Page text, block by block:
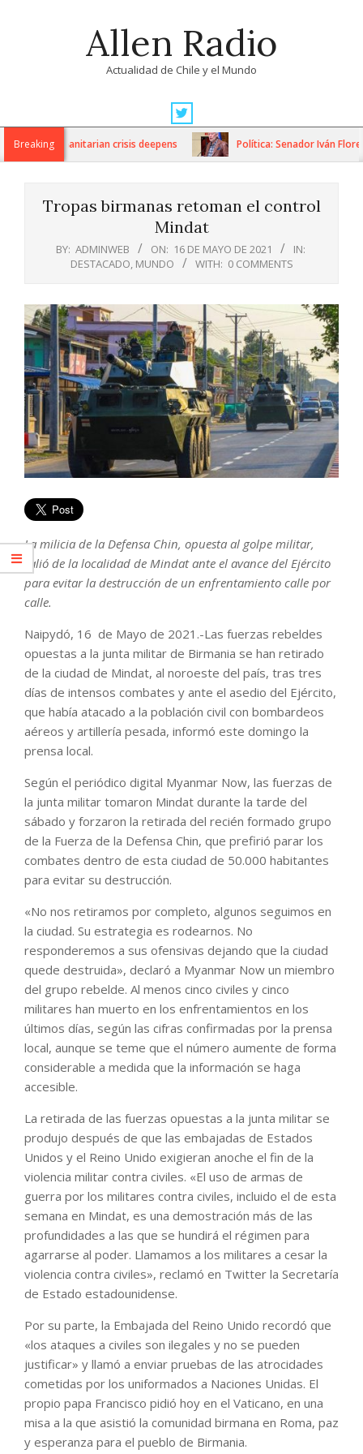
Allen Radio
Actualidad de Chile y el Mundo
Navigation
MenuBreaking
as humanitarian crisis deepens Política: Senador Iván Flores
Tropas birmanas retoman el control
Mindat
BY: ADMINWEB ON: 16 DE MAYO DE 2021
IN:
DESTACADO, MUNDO WITH: 0 COMMENTS
La milicia de la Defensa Chin, opuesta al golpe militar,
salió de la localidad de Mindat ante el avance del Ejército
para evitar la destrucción de un enfrentamiento calle por
calle.
Naipydó, 16 de Mayo de 2021.-Las fuerzas rebeldes
opuestas a la junta militar de Birmania se han retirado
de la ciudad de Mindat, al noroeste del país, tras tres
días de intensos combates y ante el asedio del Ejército,
que había atacado a la población civil con bombardeos
aéreos y artillería pesada, informó este domingo la
prensa local.
Según el periódico digital Myanmar Now, las fuerzas de
la junta militar tomaron Mindat durante la tarde del
sábado y forzaron la retirada del recién formado grupo
de la Fuerza de la Defensa Chin, que prefirió parar los
combates dentro de esta ciudad de 50.000 habitantes
para evitar su destrucción.
«No nos retiramos por completo, algunos seguimos en
la ciudad. Su estrategia es rodearnos. No
responderemos a sus ofensivas dejando que la ciudad
quede destruida», declaró a Myanmar Now un miembro
del grupo rebelde. Al menos cinco civiles y cinco
militares han muerto en los enfrentamientos en los
últimos días, según las cifras confirmadas por la prensa
local, aunque se teme que el número aumente de forma
considerable a medida que la información se haga
accesible.
La retirada de las fuerzas opuestas a la junta militar se
produjo después de que las embajadas de Estados
Unidos y el Reino Unido exigieran anoche el fin de la
violencia militar contra civiles. «El uso de armas de
guerra por los militares contra civiles, incluido el de esta
semana en Mindat, es una demostración más de las
profundidades a las que se hundirá el régimen para
agarrarse al poder. Llamamos a los militares a cesar la
violencia contra civiles», reclamó en Twitter la Secretaría
de Estado estadounidense.
Por su parte, la Embajada del Reino Unido recordó que
«los ataques a civiles son ilegales y no se pueden
justificar» y llamó a enviar pruebas de las atrocidades
cometidas por los uniformados a Naciones Unidas. El
propio papa Francisco pidió hoy en el Vaticano, en una
misa a la que asistió la comunidad birmana en Roma, paz
y esperanza para el pueblo de Birmania.